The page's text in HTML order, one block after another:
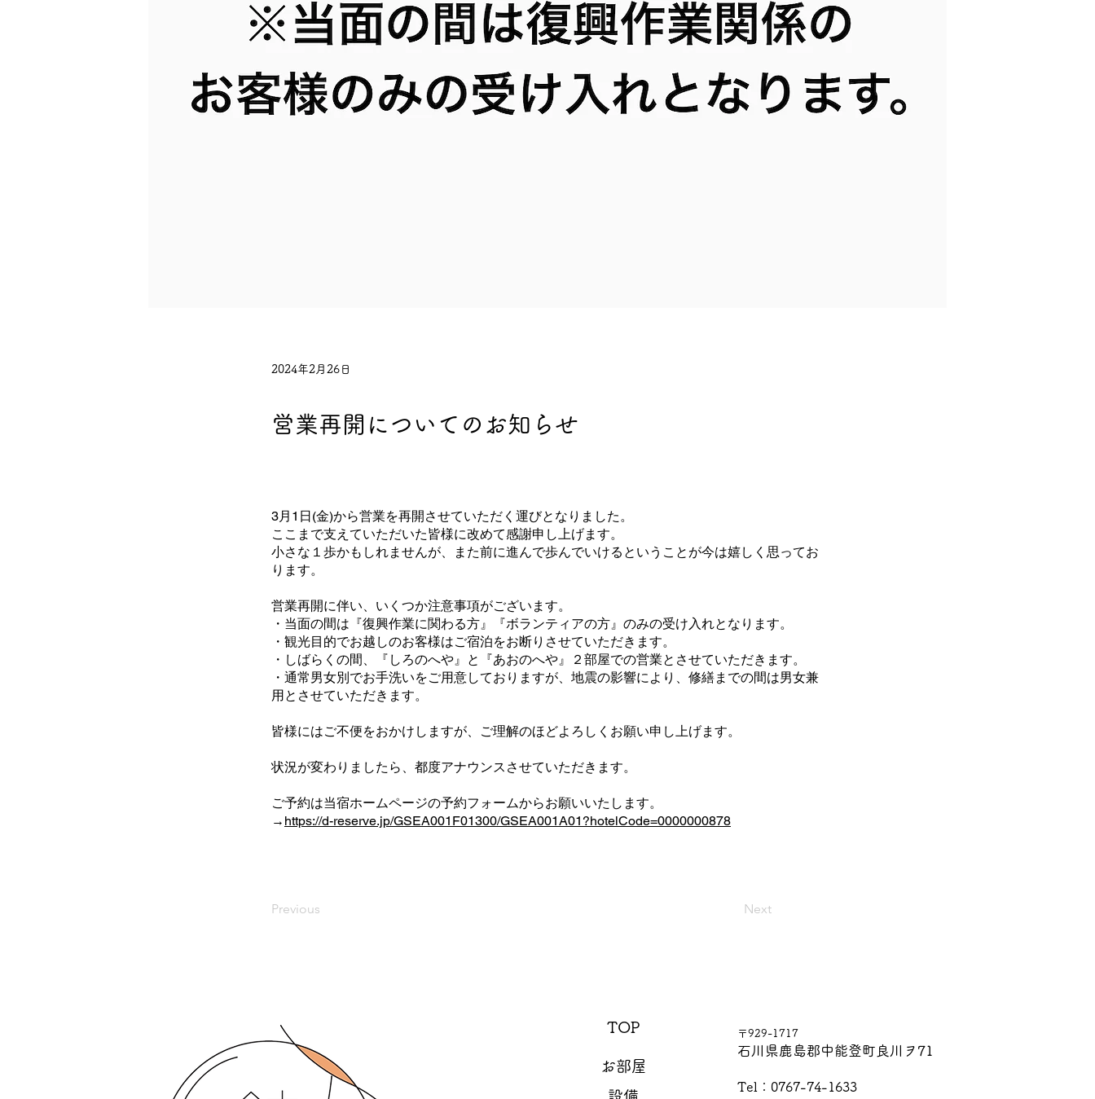
2024年2月26日
営業再開についてのお知らせ
3月1日(金)から営業を再開させていただく運びとなりました。
ここまで支えていただいた皆様に改めて感謝申し上げます。
小さな１歩かもしれませんが、また前に進んで歩んでいけるということが今は嬉しく思ってお
ります。
営業再開に伴い、いくつか注意事項がございます。
・当面の間は『復興作業に関わる方』『ボランティアの方』のみの受け入れとなります。
・観光目的でお越しのお客様はご宿泊をお断りさせていただきます。
・しばらくの間、『しろのへや』と『あおのへや』２部屋での営業とさせていただきます。
・通常男女別でお手洗いをご用意しておりますが、地震の影響により、修繕までの間は男女兼
用とさせていただきます。
皆様にはご不便をおかけしますが、ご理解のほどよろしくお願い申し上げます。
状況が変わりましたら、都度アナウンスさせていただきます。
ご予約は当宿ホームページの予約フォームからお願いいたします。
→ https://d-reserve.jp/GSEA001F01300/GSEA001A01?hotelCode=0000000878
Previous Next
TOP
お部屋
〒929-1717
石川県鹿島郡中能登町良川ヲ71
Tel：0767-74-1633